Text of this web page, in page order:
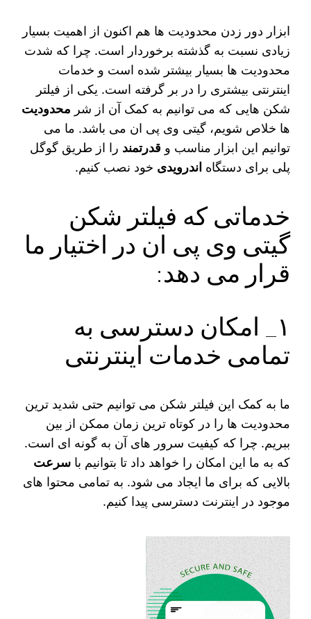
ابزار دور زدن محدودیت ها هم اکنون از اهمیت بسیار
زیادی نسبت به گذشته برخوردار است. چرا که شدت
محدودیت‌ ها بسیار بیشتر شده است و خدمات
اینترنتی بیشتری را در بر گرفته است. یکی از فیلتر
شکن‌ هایی که می‌ توانیم به کمک آن از شر محدودیت‌
ها خلاص شویم، گیتی وی پی ان می‌ باشد. ما می‌
توانیم این ابزار مناسب و قدرتمند را از طریق گوگل
پلی برای دستگاه اندرویدی خود نصب کنیم.
خدماتی که فیلتر شکن
گیتی وی پی ان در اختیار ما
قرار می دهد:
۱_ امکان دسترسی به
تمامی خدمات اینترنتی
ما به کمک این فیلتر شکن می‌ توانیم حتی شدید ترین
محدودیت‌ ها را در کوتاه‌ ترین زمان ممکن از بین
ببریم. چرا که کیفیت سرور های آن به گونه ای است.
که به ما این امکان را خواهد داد تا بتوانیم باسرعت
بالایی که برای ما ایجاد می شود. به تمامی محتوا های
موجود در اینترنت دسترسی پیدا کنیم.